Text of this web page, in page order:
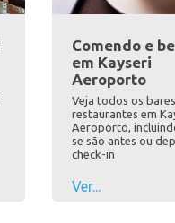
Comendo e
em Kayseri
Aeroporto
Veja todos os
restaurantes em
Aeroporto,
se são antes ou
check-in
Ver...